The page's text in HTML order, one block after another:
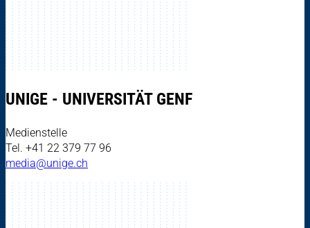
UNIGE - UNIVERSITÄT GENF
Medienstelle
Tel. +41 22 379 77 96
media@unige.ch